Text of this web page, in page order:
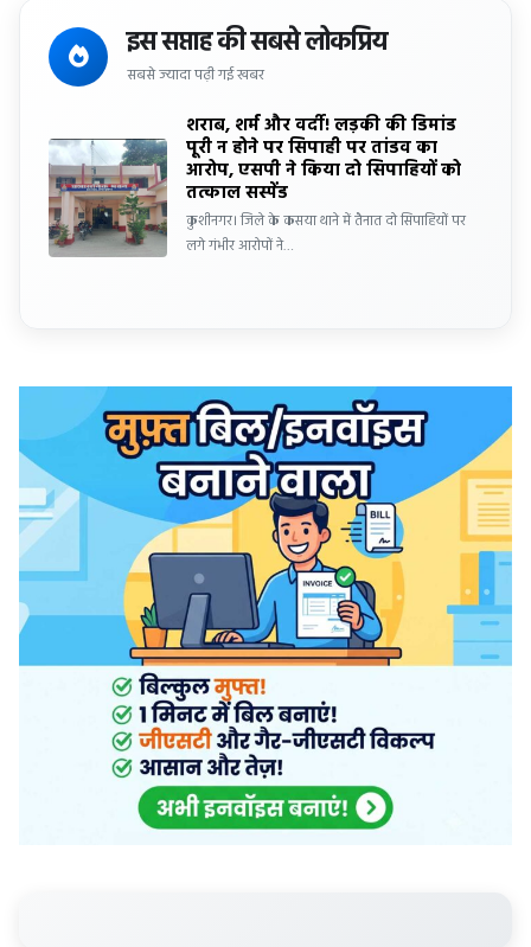
इस सप्ताह की सबसे लोकप्रिय
सबसे ज्यादा पढ़ी गई खबर
शराब, शर्म और वर्दी! लड़की की डिमांड
पूरी न होने पर सिपाही पर तांडव का
आरोप, एसपी ने किया दो सिपाहियों को
तत्काल सस्पेंड
कुशीनगर। जिले के कसया थाने में तैनात दो सिपाहियों पर
लगे गंभीर आरोपों ने…